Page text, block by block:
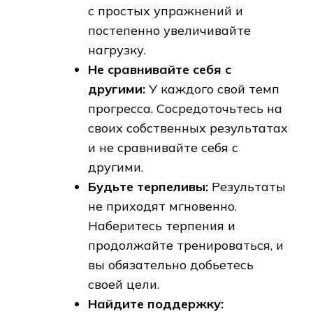
с простых упражнений и
постепенно увеличивайте
нагрузку.
Не сравнивайте себя с
другими: У каждого свой темп
прогресса. Сосредоточьтесь на
своих собственных результатах
и не сравнивайте себя с
другими.
Будьте терпеливы: Результаты
не приходят мгновенно.
Наберитесь терпения и
продолжайте тренироваться, и
вы обязательно добьетесь
своей цели.
Найдите поддержку: